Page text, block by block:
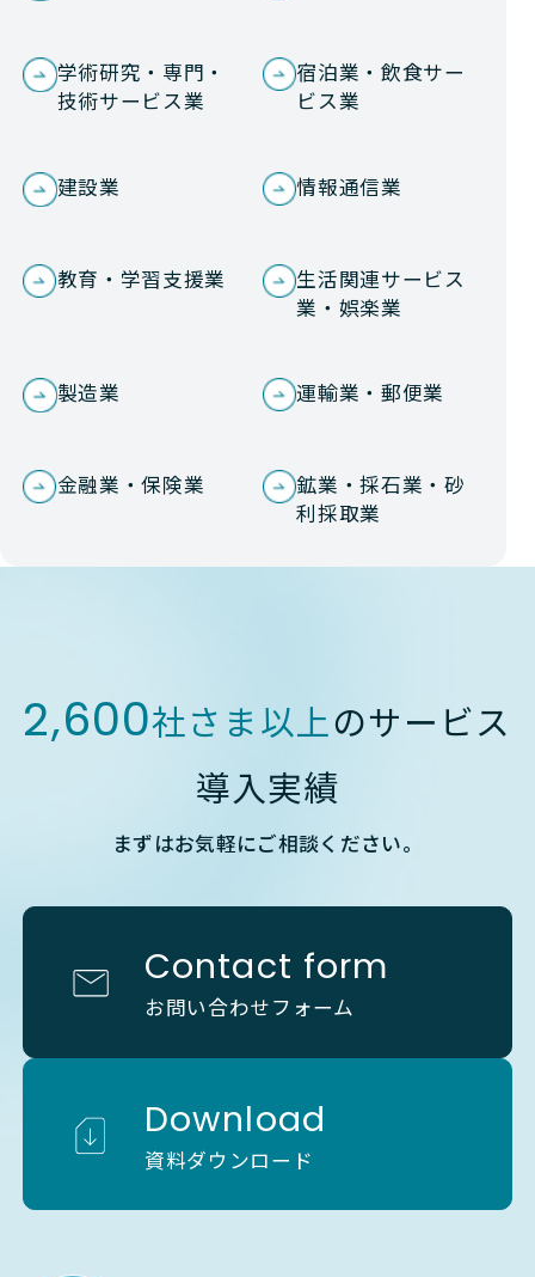
学術研究・専門・
技術サービス業
宿泊業・飲食サー
ビス業
建設業 情報通信業
教育・学習支援業
生活関連サービス
業・娯楽業
製造業 運輸業・郵便業
金融業・保険業
鉱業・採石業・砂
利採取業
2,600社さま以上のサービス
導入実績
まずはお気軽にご相談ください。
Contact form
お問い合わせフォーム
Download
資料ダウンロード